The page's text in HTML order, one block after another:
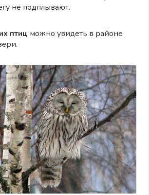
не подплывают.
птиц можно увидеть в районе